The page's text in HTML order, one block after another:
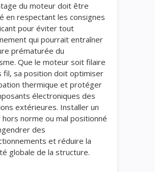
du moteur doit être
en respectant les consignes
pour éviter tout
qui pourrait entraîner
prématurée du
Que le moteur soit filaire
fil, sa position doit optimiser
thermique et protéger
électroniques des
extérieures. Installer un
norme ou mal positionné
des
et réduire la
globale de la structure.